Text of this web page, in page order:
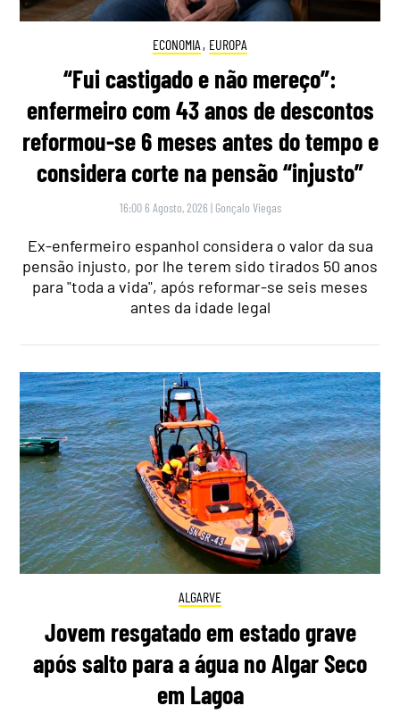
ECONOMIA , EUROPA
“Fui castigado e não mereço”:
enfermeiro com 43 anos de descontos
reformou-se 6 meses antes do tempo e
considera corte na pensão “injusto”
16:00 6 Agosto, 2026 | Gonçalo Viegas
Ex-enfermeiro espanhol considera o valor da sua
pensão injusto, por lhe terem sido tirados 50 anos
para "toda a vida", após reformar-se seis meses
antes da idade legal
ALGARVE
Jovem resgatado em estado grave
após salto para a água no Algar Seco
em Lagoa